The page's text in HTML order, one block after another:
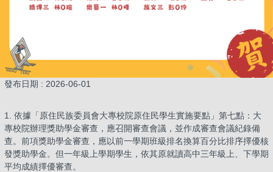
發布日期 : 2026-06-01
1. 依據「原住民族委員會大專校院原住民學生實施要點」第七點：大
專校院辦理獎助學金審查，應召開審查會議，並作成審查會議紀錄備
查。前項獎助學金審查，應以前一學期班級排名換算百分比排序擇優核
發獎助學金。但一年級上學期學生，依其原就讀高中三年級上、下學期
平均成績擇優審查。